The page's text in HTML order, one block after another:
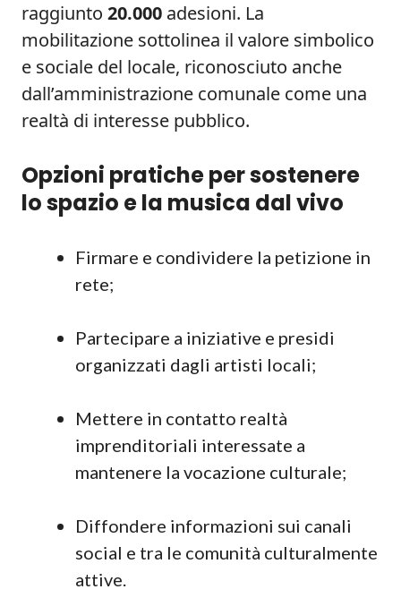
raggiunto 20.000 adesioni. La
mobilitazione sottolinea il valore simbolico
e sociale del locale, riconosciuto anche
dall’amministrazione comunale come una
realtà di interesse pubblico.
Opzioni pratiche per sostenere
lo spazio e la musica dal vivo
Firmare e condividere la petizione in
rete;
Partecipare a iniziative e presidi
organizzati dagli artisti locali;
Mettere in contatto realtà
imprenditoriali interessate a
mantenere la vocazione culturale;
Diffondere informazioni sui canali
social e tra le comunità culturalmente
attive.